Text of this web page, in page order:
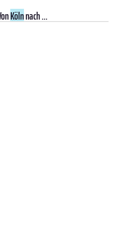
Kölnnach ...